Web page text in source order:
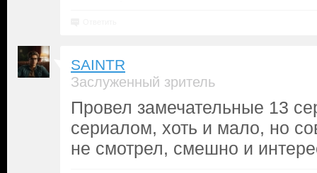
SAINTR
Заслуженный зритель
Провел замечательные 13
сериалом, хоть и мало, но
не смотрел, смешно и